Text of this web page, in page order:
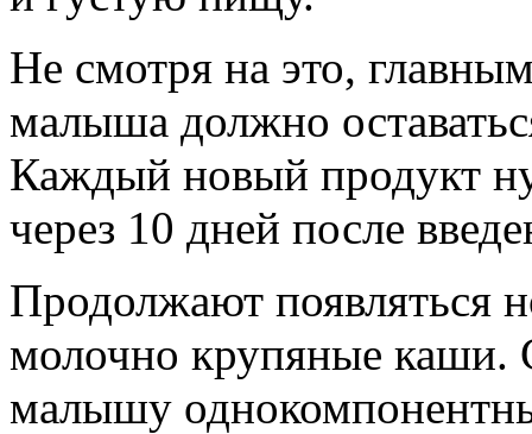
Не смотря на это,
малыша должно
Каждый новый продукт
через 10 дней после
Продолжают появляться
молочно крупяные каши.
малышу